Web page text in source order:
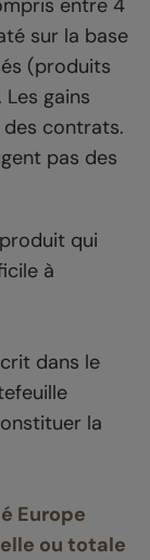
entre 4
sur la base
(produits
gains
contrats.
pas des
qui
à
dans le
la
Europe
ou totale